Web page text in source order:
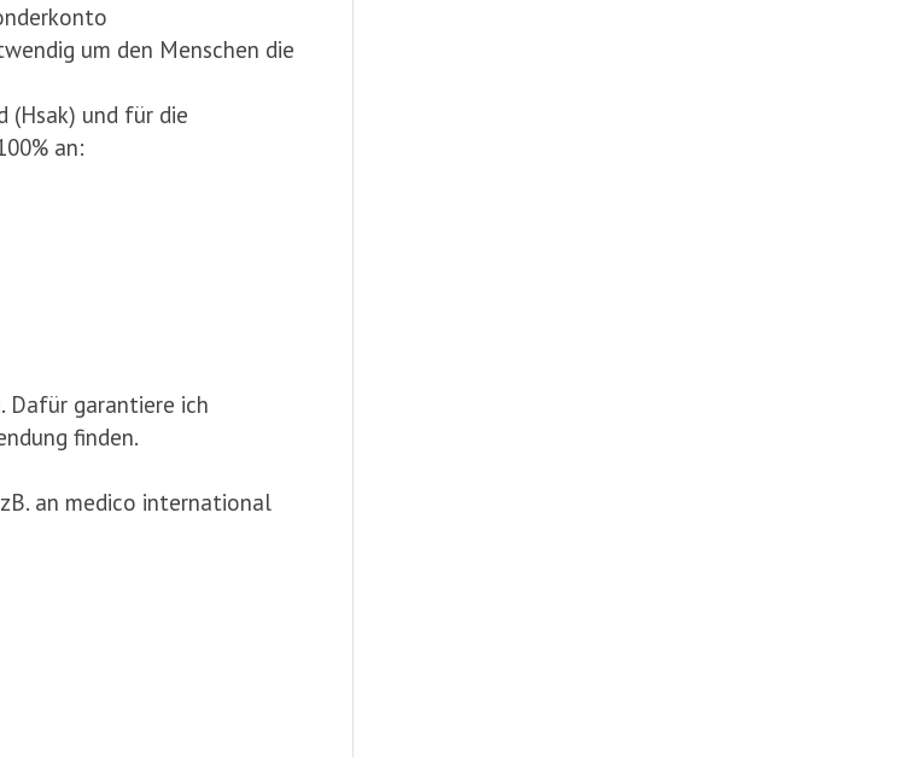
um den Menschen die
(Hsak) und für die
an:
Dafür garantiere ich
finden.
an medico international